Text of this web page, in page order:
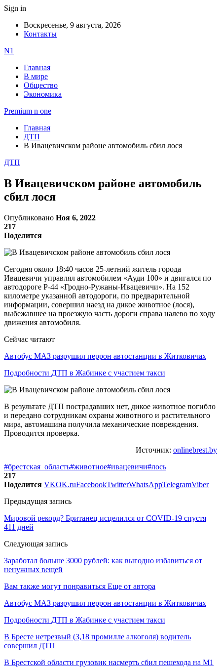
Sign in
Воскресенье, 9 августа, 2026
Контакты
N1
Главная
В мире
Общество
Экономика
Premium n one
Главная
ДТП
В Ивацевичском районе автомобиль сбил лося
ДТП
В Ивацевичском районе автомобиль
сбил лося
Опубликовано Ноя 6, 2022
217
Поделится
Сегодня около 18:40 часов 25-летний житель города
Ивацевичи управлял автомобилем «Ауди 100» и двигался по
автодороге Р-44 «Гродно-Ружаны-Ивацевичи». На 152
километре указанной автодороги, по предварительной
информации, совершил наезд на дикое животное (лося),
выбежавшее на проезжую часть дороги справа налево по ходу
движения автомобиля.
Сейчас читают
Автобус МАЗ разрушил перрон автостанции в Житковичах
Подробности ДТП в Жабинке с участием такси
В результате ДТП пострадавших нет, дикое животное погибло
и передано сотрудникам охраны животного и растительного
мира, автомашина получила механические повреждения.
Проводится проверка.
Источник: onlinebrest.by
#брестская_область#животное#ивацевичи#лось
217
Поделится VKOK.ruFacebookTwitterWhatsAppTelegramViber
Предыдущая запись
Мировой рекорд? Британец исцелился от COVID-19 спустя
411 дней
Следующая запись
Заработал больше 3000 рублей: как выгодно избавиться от
ненужных вещей
Вам также могут понравиться Еще от автора
Автобус МАЗ разрушил перрон автостанции в Житковичах
Подробности ДТП в Жабинке с участием такси
В Бресте нетрезвый (3,18 промилле алкоголя) водитель
совершил ДТП
В Брестской области грузовик насмерть сбил пешехода на М1